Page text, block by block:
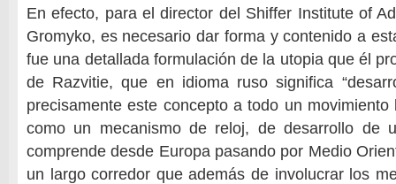
En efecto, para el director del Shiffer Institute of
Gromyko, es necesario dar forma y contenido a
fue una detallada formulación de la utopia que él
de Razvitie, que en idioma ruso significa
precisamente este concepto a todo un
como un mecanismo de reloj, de desarrollo de
comprende desde Europa pasando por Medio
un largo corredor que además de involucrar los